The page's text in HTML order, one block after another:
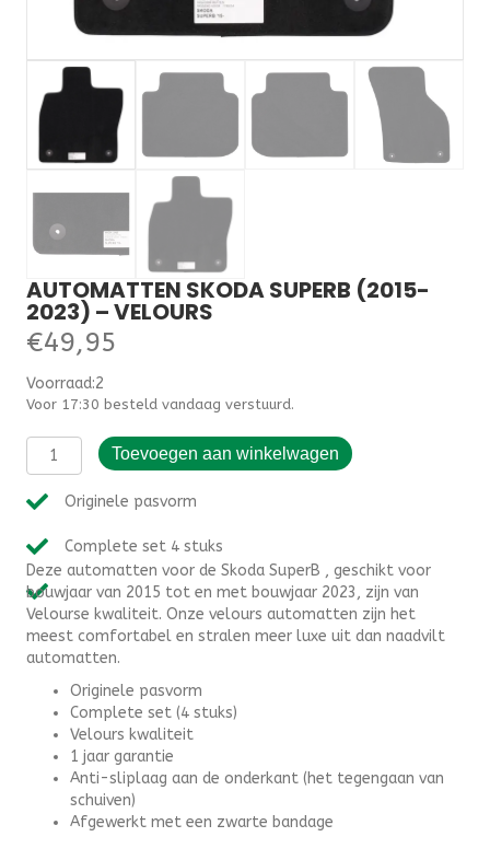
AUTOMATTEN SKODA SUPERB (2015-
2023) – VELOURS
€49,95
Voorraad:2
Voor 17:30 besteld vandaag verstuurd.
Automatten
Skoda
SuperB
(2015-
-
Velours
aantal
Toevoegen aan winkelwagen
Originele pasvorm
Complete set 4 stuks
Deze automatten voor de Skoda SuperB , geschikt voor
bouwjaar van 2015 tot en met bouwjaar 2023, zijn van
Velourse kwaliteit. Onze velours automatten zijn het
meest comfortabel en stralen meer luxe uit dan naadvilt
automatten.
Originele pasvorm
Complete set (4 stuks)
Velours kwaliteit
1 jaar garantie
Anti-sliplaag aan de onderkant (het tegengaan van
schuiven)
Afgewerkt met een zwarte bandage